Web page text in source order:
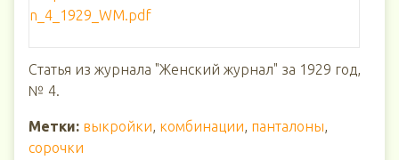
Статья из журнала "Женский журнал" за 1929 год,
№ 4.
Метки: выкройки, комбинации, панталоны,
сорочки